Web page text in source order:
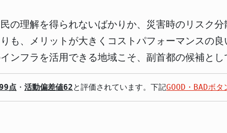
の理解を得られないばかりか、災害時のリスク
も、メリットが大きくコストパフォーマンスの
ンフラを活用できる地域こそ、副首都の候補とし
99点 ・ 活動偏差値62と評価されています。下記GOOD・BADボタ